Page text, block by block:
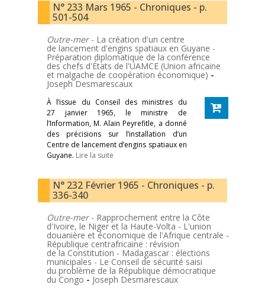
N° 233 Mars 1965 - Chroniques - p.
501-504
Outre-mer- La création d'un centre
de lancement d'engins spatiaux en Guyane -
Préparation diplomatique de la conférence
des chefs d'États de l'UAMCE (Union africaine
et malgache de coopération économique) -
Joseph Desmarescaux
À l’issue du Conseil des ministres du
27 janvier 1965, le ministre de
l’Information, M. Alain Peyrefitle, a donné
des précisions sur l’installation d’un
Centre de lancement d’engins spatiaux en
Guyane. Lire la suite
N° 232 Février 1965 - Chroniques - p.
336-340
Outre-mer- Rapprochement entre la Côte
d'Ivoire, le Niger et la Haute-Volta - L'union
douanière et économique de l'Afrique centrale -
République centrafricaine : révision
de la Constitution - Madagascar : élections
municipales - Le Conseil de sécurité saisi
du problème de la République démocratique
du Congo - Joseph Desmarescaux